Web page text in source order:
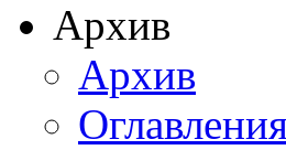
Архив
Архив